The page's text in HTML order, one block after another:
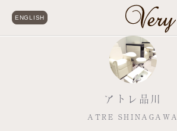
ENGLISH
アトレ品川
ATRE SHINAGAWA